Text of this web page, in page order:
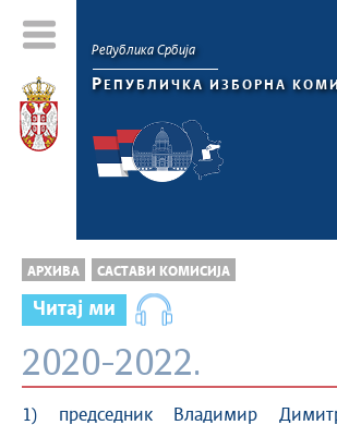
Република Србија
Р ЕПУБЛИЧКА ИЗБОРНА
АРХИВА САСТАВИ КОМИСИЈА
Читај ми
2020-2022.
1) председник Владимир